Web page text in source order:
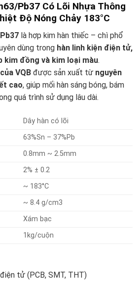
Pb37 Có Lõi Nhựa Thông
Độ Nóng Chảy 183°C
là hợp kim hàn thiếc – chì phổ
dùng trong hàn linh kiện điện tử,
kim đồng và kim loại màu.
VQB được sản xuất từ nguyên
cao, giúp mối hàn sáng bóng, bám
quá trình sử dụng lâu dài.
Dây hàn có lõi
63%Sn – 37%Pb
0.8mm ~ 2.5mm
2% ± 0.2
~ 183°C
~ 8.4 g/cm3
Xám bạc
1kg/cuộn
tử (PCB, SMT, THT)